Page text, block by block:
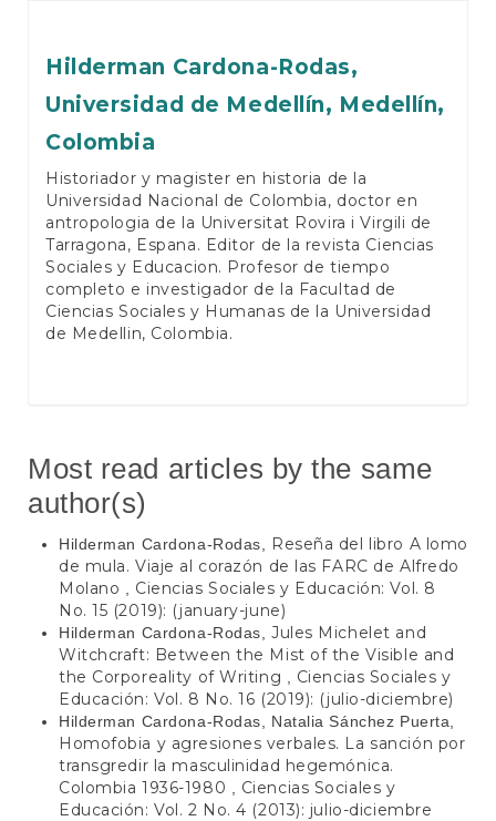
Hilderman Cardona-Rodas,
Universidad de Medellín, Medellín,
Colombia
Historiador y magister en historia de la
Universidad Nacional de Colombia, doctor en
antropologia de la Universitat Rovira i Virgili de
Tarragona, Espana. Editor de la revista Ciencias
Sociales y Educacion. Profesor de tiempo
completo e investigador de la Facultad de
Ciencias Sociales y Humanas de la Universidad
de Medellin, Colombia.
Most read articles by the same
author(s)
Hilderman Cardona-Rodas,
Reseña del libro A lomo
de mula. Viaje al corazón de las FARC de Alfredo
Molano
Ciencias Sociales y Educación: Vol. 8
No. 15 (2019): (january-june)
Hilderman Cardona-Rodas, Jules Michelet and
Witchcraft: Between the Mist of the Visible and
the Corporeality of Writing
Ciencias Sociales y
Educación: Vol. 8 No. 16 (2019): (julio-diciembre)
Hilderman Cardona-Rodas, Natalia Sánchez Puerta,
Homofobia y agresiones verbales. La sanción por
transgredir la masculinidad hegemónica.
Colombia 1936-1980
Ciencias Sociales y
Educación: Vol. 2 No. 4 (2013): julio-diciembre